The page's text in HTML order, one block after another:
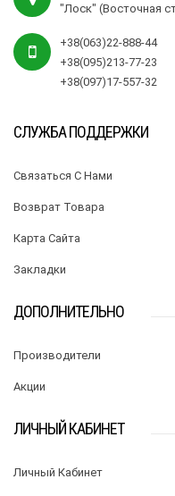
"Лоск" (Восточная
+38(063)22-888-44
+38(095)213-77-23
+38(097)17-557-32
СЛУЖБА ПОДДЕРЖКИ
Связаться С Нами
Возврат Товара
Карта Сайта
Закладки
ДОПОЛНИТЕЛЬНО
Производители
Акции
ЛИЧНЫЙ КАБИНЕТ
Личный Кабинет